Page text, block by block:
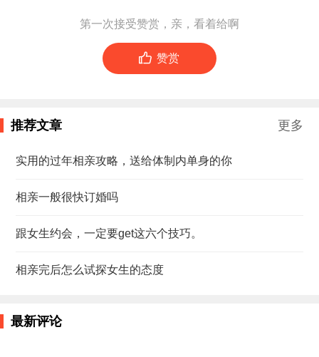
第一次接受赞赏，亲，看着给啊
 赞赏
推荐文章 更多
实用的过年相亲攻略，送给体制内单身的你
相亲一般很快订婚吗
跟女生约会，一定要get这六个技巧。
相亲完后怎么试探女生的态度
最新评论